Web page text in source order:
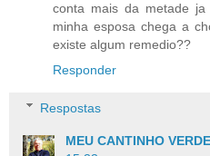
conta mais da metade ja
minha esposa chega a
existe algum remedio??
Responder
Respostas
MEU CANTINHO VERDE